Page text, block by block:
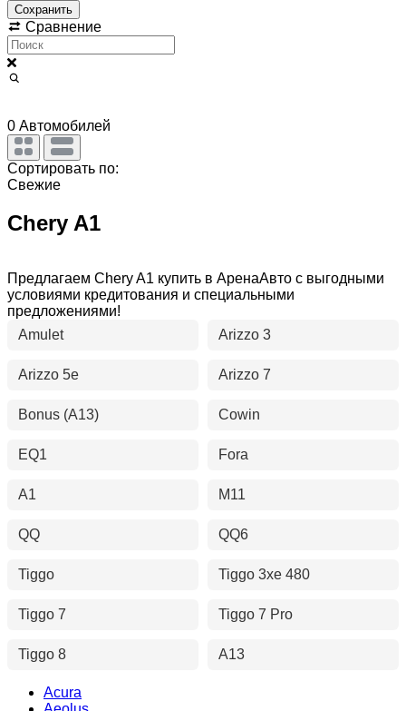
Сохранить
Сравнение
0 Автомобилей
Сортировать по:
Свежие
Chery A1
Предлагаем Chery A1 купить в АренаАвто с выгодными
условиями кредитования и специальными
предложениями!
Amulet
Arizzo 3
Arizzo 5e Arizzo 7
Bonus (A13) Cowin
EQ1 Fora
A1 M11
QQ QQ6
Tiggo Tiggo 3xe 480
Tiggo 7 Tiggo 7 Pro
Tiggo 8 A13
Acura